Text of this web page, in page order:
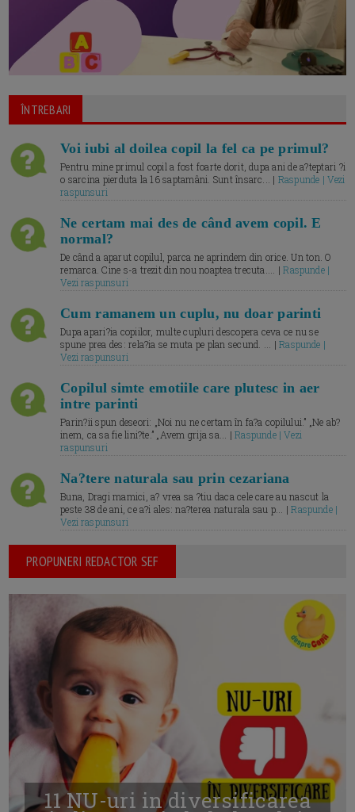
ÎNTREBARI
Voi iubi al doilea copil la fel ca pe primul?
Pentru mine primul copil a fost foarte dorit, dupa ani de a?teptari ?i
o sarcina pierduta la 16 saptamâni. Sunt însarc... | Raspunde | Vezi
raspunsuri
Ne certam mai des de când avem copil. E
normal?
De când a aparut copilul, parca ne aprindem din orice. Un ton. O
remarca. Cine s-a trezit din nou noaptea trecuta.... |Raspunde |
Vezi raspunsuri
Cum ramanem un cuplu, nu doar parinti
Dupa apari?ia copiilor, multe cupluri descopera ceva ce nu se
spune prea des: rela?ia se muta pe plan secund. ... |Raspunde |
Vezi raspunsuri
Copilul simte emotiile care plutesc in aer
intre parinti
Parin?ii spun deseori: „Noi nu ne certam în fa?a copilului.” „Ne ab?
inem, ca sa fie lini?te.” „Avem grija sa... |Raspunde | Vezi
raspunsuri
Na?tere naturala sau prin cezariana
Buna, Dragi mamici, a? vrea sa ?tiu daca cele care au nascut la
peste 38 de ani, ce a?i ales: na?terea naturala sau p... |Raspunde |
Vezi raspunsuri
PROPUNERI REDACTOR SEF
11 NU-uri in diversificarea